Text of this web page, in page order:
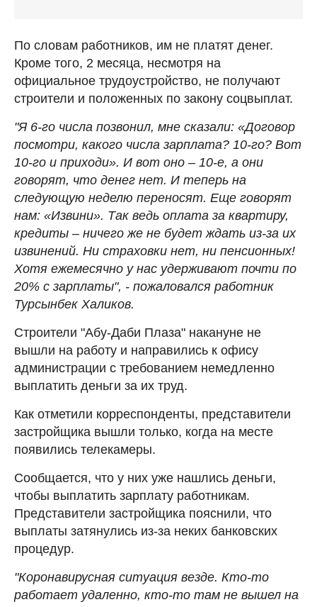
По словам работников, им не платят денег.
Кроме того, 2 месяца, несмотря на
официальное трудоустройство, не получают
строители и положенных по закону соцвыплат.
"Я 6-го числа позвонил, мне сказали: «Договор
посмотри, какого числа зарплата? 10-го? Вот
10-го и приходи». И вот оно – 10-е, а они
говорят, что денег нет. И теперь на
следующую неделю переносят. Еще говорят
нам: «Извини». Так ведь оплата за квартиру,
кредиты – ничего же не будет ждать из-за их
извинений. Ни страховки нет, ни пенсионных!
Хотя ежемесячно у нас удерживают почти по
20% с зарплаты", - пожаловался работник
Турсынбек Халиков.
Строители "Абу-Даби Плаза" накануне не
вышли на работу и направились к офису
администрации с требованием немедленно
выплатить деньги за их труд.
Как отметили корреспонденты, представители
застройщика вышли только, когда на месте
появились телекамеры.
Сообщается, что у них уже нашлись деньги,
чтобы выплатить зарплату работникам.
Представители застройщика пояснили, что
выплаты затянулись из-за неких банковских
процедур.
"Коронавирусная ситуация везде. Кто-то
работает удаленно, кто-то там не вышел на